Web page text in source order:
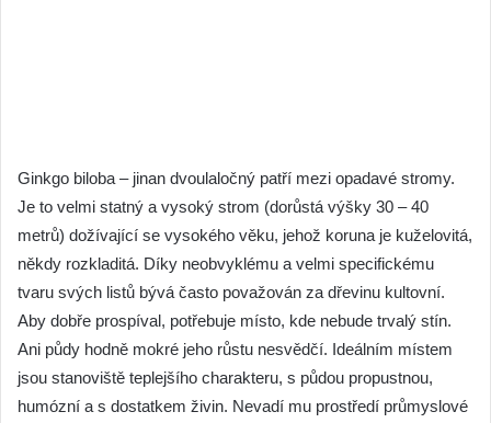
Ginkgo biloba – jinan dvoulaločný patří mezi opadavé stromy.
Je to velmi statný a vysoký strom (dorůstá výšky 30 – 40
metrů) dožívající se vysokého věku, jehož koruna je kuželovitá,
někdy rozkladitá. Díky neobvyklému a velmi specifickému
tvaru svých listů bývá často považován za dřevinu kultovní.
Aby dobře prospíval, potřebuje místo, kde nebude trvalý stín.
Ani půdy hodně mokré jeho růstu nesvědčí. Ideálním místem
jsou stanoviště teplejšího charakteru, s půdou propustnou,
humózní a s dostatkem živin. Nevadí mu prostředí průmyslové